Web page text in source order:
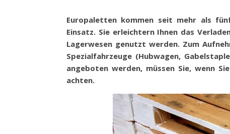
Europaletten kommen seit mehr als
Einsatz. Sie erleichtern Ihnen das
Lagerwesen genutzt werden. Zum
Spezialfahrzeuge (Hubwagen,
angeboten werden, müssen Sie, wenn
achten.